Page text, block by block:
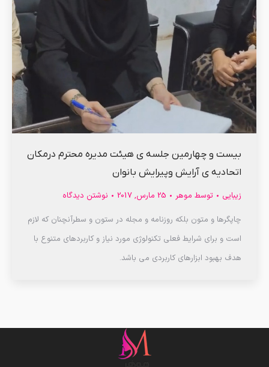
بیست و چهارمین جلسه ی هیئت مدیره محترم درمکان
اتحادیه ی آرایش وپیرایش بانوان
زیبایی
توسط موهر 25 مارس, 2017
نوشتن دیدگاه
چاپگرها و متون بلکه روزنامه و مجله در ستون و سطرآنچنان که لازم
است و برای شرایط فعلی تکنولوژی مورد نیاز و کاربردهای متنوع با
هدف بهبود ابزارهای کاربردی می باشد.